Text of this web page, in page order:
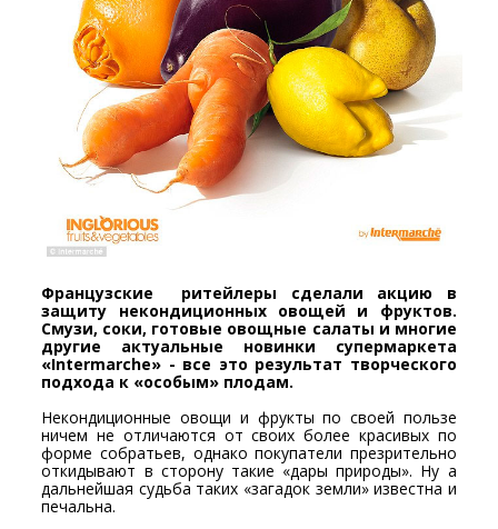
Французские ритейлеры сделали акцию в
защиту некондиционных овощей и фруктов.
Смузи, соки, готовые овощные салаты и многие
другие актуальные новинки супермаркета
«Intermarche» - все это результат творческого
подхода к «особым» плодам.
Некондиционные овощи и фрукты по своей пользе
ничем не отличаются от своих более красивых по
форме собратьев, однако покупатели презрительно
откидывают в сторону такие «дары природы». Ну а
дальнейшая судьба таких «загадок земли» известна и
печальна.